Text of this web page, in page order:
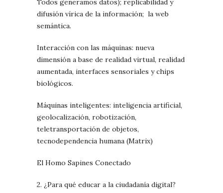
Todos generamos datos); replicabilidad y
difusión vírica de la información; la web
semántica.
Interacción con las máquinas: nueva
dimensión a base de realidad virtual, realidad
aumentada, interfaces sensoriales y chips
biológicos.
Máquinas inteligentes: inteligencia artificial,
geolocalización, robotización,
teletransportación de objetos,
tecnodependencia humana (Matrix)
El Homo Sapines Conectado
2. ¿Para qué educar a la ciudadanía digital?